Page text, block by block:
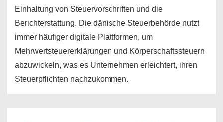
Einhaltung von Steuervorschriften und die
Berichterstattung. Die dänische Steuerbehörde nutzt
immer häufiger digitale Plattformen, um
Mehrwertsteuererklärungen und Körperschaftssteuern
abzuwickeln, was es Unternehmen erleichtert, ihren
Steuerpflichten nachzukommen.